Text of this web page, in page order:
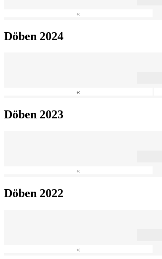
«
Döben 2024
«
Döben 2023
«
Döben 2022
«